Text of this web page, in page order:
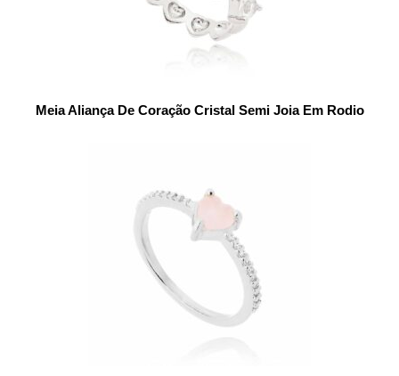
Meia Aliança De Coração Cristal Semi Joia Em Rodio